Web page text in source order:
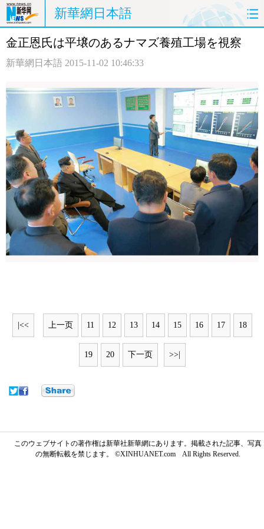
新華網日本語
ホームページ 政治 経済
評論 写真
中日対訳
金正恩氏は平壌のあるナマズ養殖工場を視察
新華網日本語 2015-11-02 10:46:33
|<< 上一页 11 12 13 14 15 16 17 18
19 20 下一页 >>|
このウェブサイトの著作権は新華社新華網にあります。掲載された記事、写真
の無断転載を禁じます。 ©XINHUANET.com All Rights Reserved.